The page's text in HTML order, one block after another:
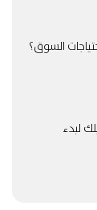
السوق؟
لبدء